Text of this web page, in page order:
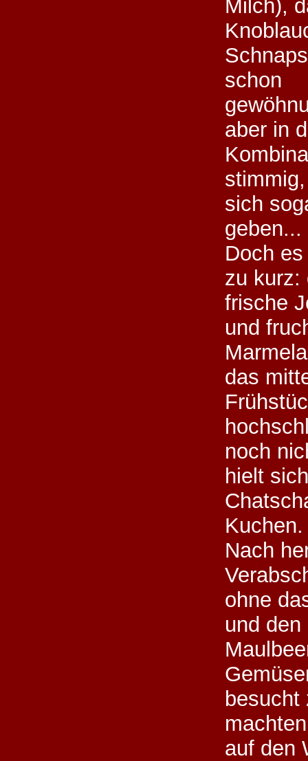
Milch),
schon
aber in
sich
geben...
Doch
zu kurz:
frische
und
das
noch
hielt
Kuchen.
Nach
ohne
und
besucht
auf den